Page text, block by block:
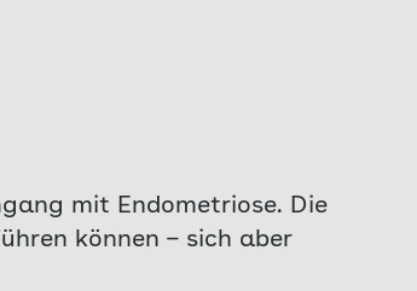
mit Endometriose. Die
können – sich aber